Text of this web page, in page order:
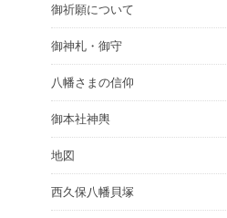
御祈願について
御神札・御守
八幡さまの信仰
御本社神輿
地図
西久保八幡貝塚